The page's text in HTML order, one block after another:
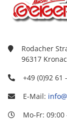
Rodacher
96317
+49 (0)92 61
E-Mail:
Mo-Fr: